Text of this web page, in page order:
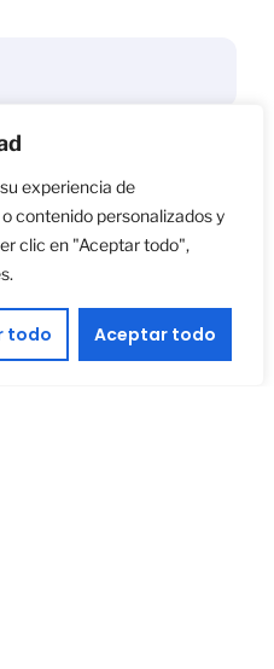
experiencia de
contenido personalizados y
clic en "Aceptar todo",
todo Aceptar todo